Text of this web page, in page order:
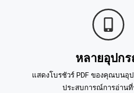
หลายอุปก
แสดงโบรชัวร์ PDF ของคุณบน
ประสบการณ์การอ่าน